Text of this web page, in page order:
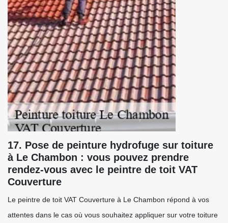
17. Pose de peinture hydrofuge sur toiture
à Le Chambon : vous pouvez prendre
rendez-vous avec le peintre de toit VAT
Couverture
Le peintre de toit VAT Couverture à Le Chambon répond à vos
attentes dans le cas où vous souhaitez appliquer sur votre toiture